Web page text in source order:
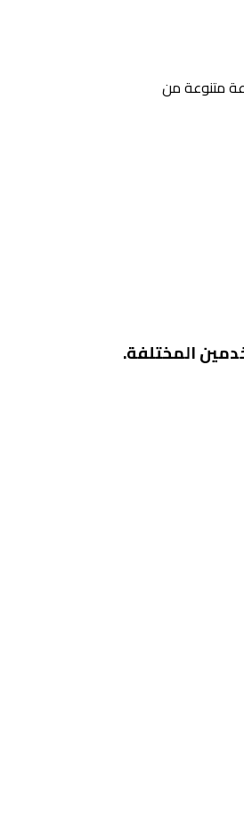
متنوعة من
المختلفة.